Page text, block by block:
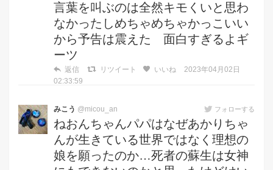
言葉を叫ぶのは全然キモくいと思わ
なかったしめちゃめちゃかっこいい
から予告は震えた 面白すぎるよギ
ーツ
返信 リツイート いいね
2023年04月02日
02:33:59
みこう @micou_an フォローする
ねおんちゃんパパはなぜあかりちゃ
んが生きている世界ではなく理想の
娘を願ったのか…死者の蘇生は女神